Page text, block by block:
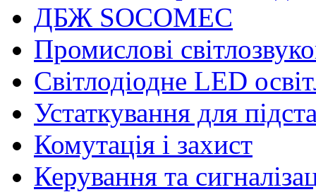
ДБЖ SOCOMEC
Промислові
Світлодіодне LED
Устаткування для
Комутація і захист
Керування та